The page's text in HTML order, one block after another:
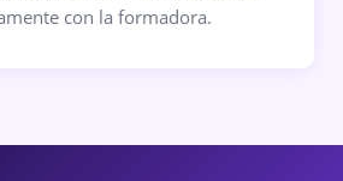
con la formadora.